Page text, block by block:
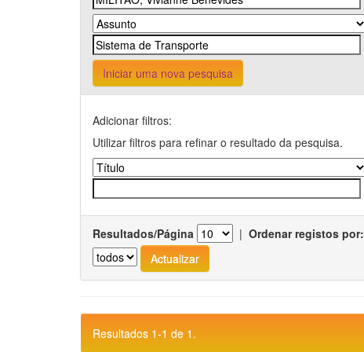
Iniciar uma nova pesquisa
Adicionar filtros:
Utilizar filtros para refinar o resultado da pesquisa.
Resultados/Página | Ordenar registos por:
Resultados 1-1 de 1.